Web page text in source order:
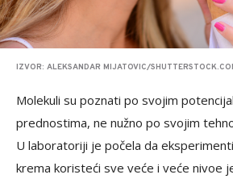
IZVOR: ALEKSANDAR MIJATOVIC/
Molekuli su poznati po svojim
prednostima, ne nužno po svojim
U laboratoriji je počela da
krema koristeći sve veće i veće nivoe